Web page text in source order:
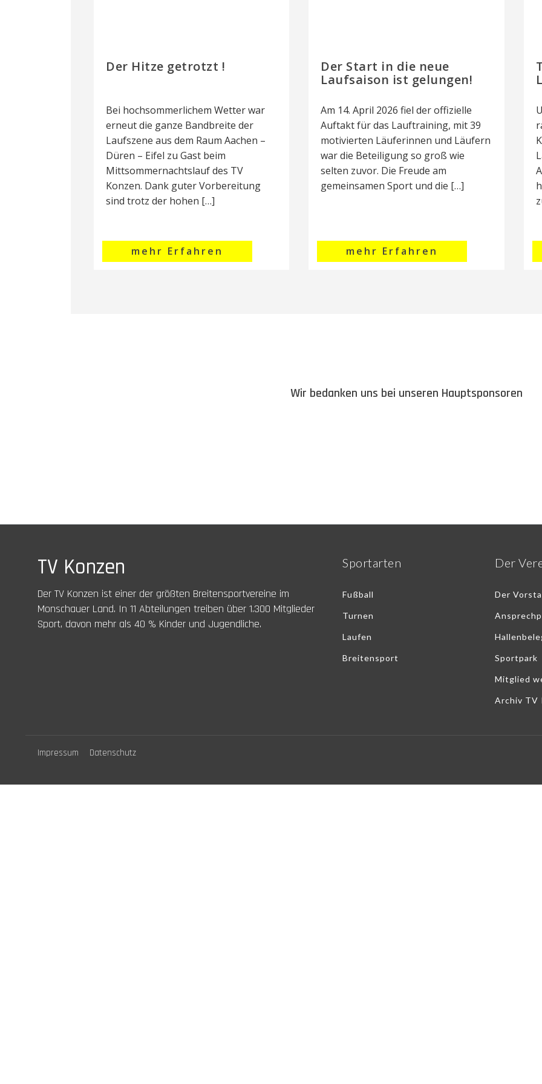
Der Hitze getrotzt !
Bei hochsommerlichem Wetter war
erneut die ganze Bandbreite der
Laufszene aus dem Raum Aachen –
Düren – Eifel zu Gast beim
Mittsommernachtslauf des TV
Konzen. Dank guter Vorbereitung
sind trotz der hohen […]
mehr Erfahren
Der Start in die neue
Laufsaison ist gelungen!
Am 14. April 2026 fiel der offizielle
Auftakt für das Lauftraining, mit 39
motivierten Läuferinnen und Läufern
war die Beteiligung so groß wie
selten zuvor. Die Freude am
gemeinsamen Sport und die […]
mehr Erfahren
Wir bedanken uns bei unseren Hauptsponsoren
TV Konzen
Der TV Konzen ist einer der größten Breitensportvereine im
Monschauer Land. In 11 Abteilungen treiben über 1.300 Mitglieder
Sport, davon mehr als 40 % Kinder und Jugendliche.
Sportarten
Fußball
Turnen
Laufen
Breitensport
Der
Der
Sportpark
Mitglied
Archiv TV
Impressum Datenschutz